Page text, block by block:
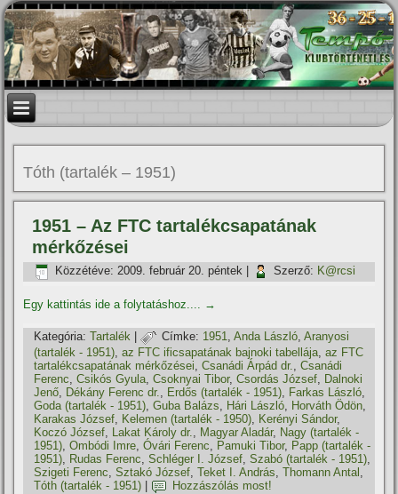
Tóth (tartalék – 1951)
1951 – Az FTC tartalékcsapatának
mérkőzései
Közzétéve: 2009. február 20. péntek Szerző: K@rcsi
Egy kattintás ide a folytatáshoz.... →
Kategória: Tartalék | Címke: 1951,Anda László,Aranyosi
(tartalék - 1951),az FTC ificsapatának bajnoki tabellája,az FTC
tartalékcsapatának mérkőzései,Csanádi Árpád dr.,Csanádi
Ferenc,Csikós Gyula,Csoknyai Tibor,Csordás József, Dalnoki
Jenő, Dékány Ferenc dr., Erdős (tartalék - 1951), Farkas László,
Goda (tartalék - 1951),Guba Balázs, Hári László, Horváth Ödön,
Karakas József, Kelemen (tartalék - 1950), Kerényi Sándor,
Koczó József, Lakat Károly dr., Magyar Aladár, Nagy (tartalék -
1951),Ombódi Imre,Óvári Ferenc, Pamuki Tibor, Papp (tartalék -
1951), Rudas Ferenc,Schléger I. József,Szabó (tartalék - 1951),
Szigeti Ferenc,Sztakó József,Teket I. András,Thomann Antal ,
Tóth (tartalék - 1951)
Hozzászólás most!